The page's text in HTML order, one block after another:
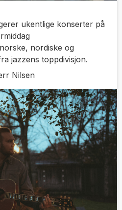
ukentlige konserter på
nordiske og
jazzens toppdivisjon.
Nilsen